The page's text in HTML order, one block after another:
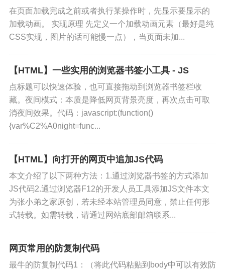
p:last-child
*先找p元素 再找p的父元素下的倒数第一个子元
素为p的(last倒数  child子元素)(找倒数第
一个子元素为p)*/p:last-child {
background-color: yellow;
}
在页面加载完成之前或者执行某操作时，先显示要显示的
加载动画。 实现原理 先定义一个加载动画元素（最好是纯
CSS实现，图片的话可能慢一点），当页面未加...
【HTML】一些实用的浏览器书签小工具 - JS
点标题可以快速体验，也可直接拖动到浏览器书签栏收
藏。夜间模式：本质是降低网页背景亮度，再次点击可取
消夜间效果。代码：javascript:(function()
{var%C2%A0night=func...
【HTML】向打开的网页中追加JS代码
本文介绍了以下两种方法：1.通过浏览器书签的方式添加
JS代码2.通过浏览器F12的开发人员工具添加JS文件本文
为张小弟之家原创，若未经本站管理员同意，禁止任何形
式转载。如需转载，请通过网站底部邮箱联系...
网页常用的防复制代码
最牛的防复制代码1：（将此代码粘贴到body中可以有效防